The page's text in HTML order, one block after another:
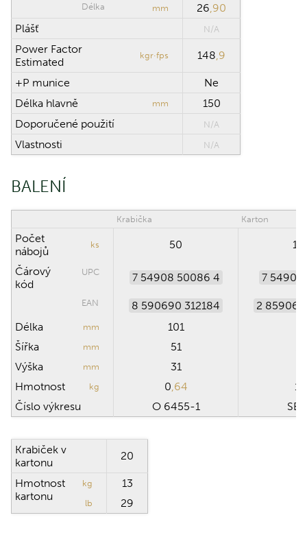
Délka mm 26 ,90
Plášť
N/A
Power Factor
Estimated
kgr·fps 148 ,9
+P munice
Ne
Délka hlavně
mm
150
Doporučené použití
N/A
Vlastnosti N/A
BALENÍ
Krabička Karton
Počet
nábojů
ks 50
Čárový
kód
UPC 7 54908 50086 4 7 54908
EAN 8 590690 312184
2 859069
Délka
mm 101
Šířka
mm 51
Výška
mm 31
Hmotnost
kg 0 ,64 13
Číslo výkresu
O 6455-1 SB
Krabiček v
kartonu
20
Hmotnost
kartonu
kg 13
lb 29